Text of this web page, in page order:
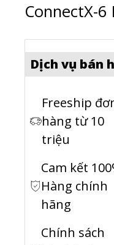
ConnectX-
Dịch vụ bán
Freeship
hàng từ 10
triệu
Cam kết
Hàng chính
hãng
Chính sách